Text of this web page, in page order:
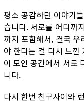
평소 공감하던 이야기
습니다. 서로를 어디까
까지 포함해서, 결국
야 한다는 걸 다시 느낀
이 모인 공간에서 서로
니다.
다시 한번 친구사이와